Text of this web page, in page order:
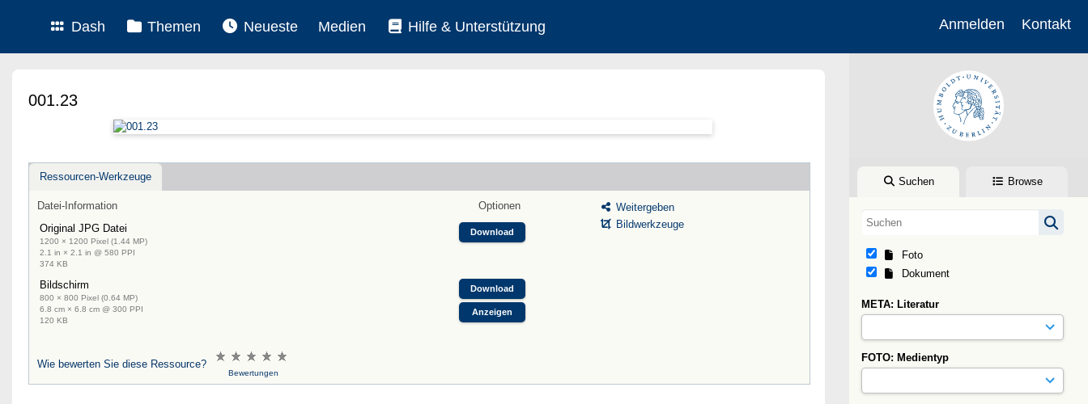
Dash Themen Neueste Medien Hilfe & Unterstützung Anmelden Kontakt
Suchen Browse
Foto
Dokument
META: Literatur
FOTO: Medientyp
001.23
Ressourcen-Werkzeuge
Datei-Information
Optionen
Original JPG Datei
1200 × 1200 Pixel (1.44 MP)
2.1 in × 2.1 in @ 580 PPI
374 KB
Download
Bildschirm
800 × 800 Pixel (0.64 MP)
6.8 cm × 6.8 cm @ 300 PPI
120 KB
Download
Anzeigen
Weitergeben
Bildwerkzeuge
Wie bewerten Sie diese Ressource?
Bewertungen